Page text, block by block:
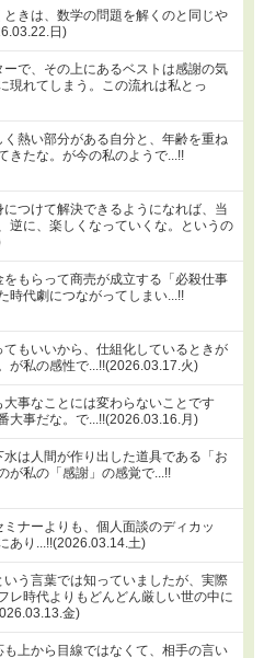
きは、数学の問題を解くのと同じや
日)
で、その上にあるベストは感謝の気
現れてしまう。この流れは私とっ
熱い部分がある自分と、年齢を重ね
きたな。が今の私のようで...!!
つけて解決できるようになれば、当
逆に、楽しくなっていくな。というの
もらって商売が成立する「必殺仕事
時代劇につながってしまい...!!
もいいから、仕組化しているときが
が私の感性で...!!(2026.03.17.火)
事なことには変わらないことです
大事だな。で...!!(2026.03.16.月)
は人間が作り出した道具である「お
が私の「感謝」の感覚で...!!
ナーよりも、個人面談のディカッ
あり...!!(2026.03.14.土)
う言葉では知っていましたが、実際
レ時代よりもどんどん厳しい世の中に
金)
上から目線ではなくて、相手の言い